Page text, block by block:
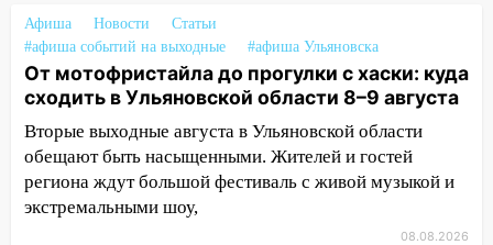
14:22
В Новом городе 8 августа пройдет
большой фестиваль «Наше время» с
мотофристайлом и концертом
«Мураками»
14:04 Жару смоет ливнями: прогноз
погоды в Ульяновской области на
выходные 8-9 августа
13:30 В Ульяновске транспортные
Афиша Новости
Статьи
#афиша событий на выходные
#афиша Ульяновска
От мотофристайла до прогулки с хаски: куда
сходить в Ульяновской области 8–9 августа
Вторые выходные августа в Ульяновской области
обещают быть насыщенными. Жителей и гостей
региона ждут большой фестиваль с живой музыкой и
экстремальными шоу,
08.08.2026